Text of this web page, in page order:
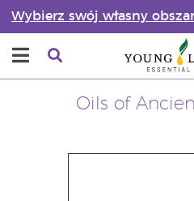
Wybierz swój własny
Oils of